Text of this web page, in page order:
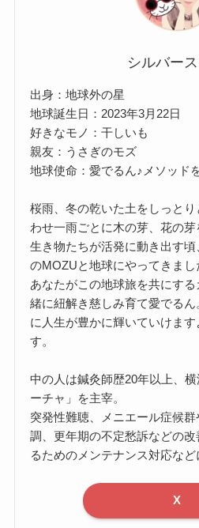
シルバー
出身：地球外の星
地球誕生日：2023年3月22日
好きなモノ：干しいも
親友：うさぎのモズ
地球使命：愛でるん♪メソッド
桜雨、冬の乾いた土をしっと
わせ一雨ごとに木の芽、花の
生き物たちが活発に動き出す
のMOZUと地球にやってきまし
あなたがこの地球旅を共にす
緒に紐解き慈しみ育て愛でる
に人生が豊かに輝いていけま
す。
中の人は鍼灸師歴20年以上、
ーチャ」を主宰。
突発性難聴、メニエール症候
調、更年期の不定愁訴などの
るためのメンテナンス対応など
X